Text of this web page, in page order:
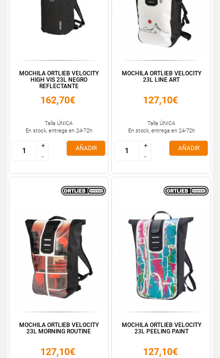
MOCHILA ORTLIEB VELOCITY
HIGH VIS 23L NEGRO
REFLECTANTE
162,70€
Talla ÚNICA
En stock, entrega en 24-72h
+
-
+
-
AÑADIR
MOCHILA ORTLIEB VELOCITY
23L LINE ART
127,10€
Talla ÚNICA
En stock, entrega en 24-72h
+
-
+
-
AÑADIR
MOCHILA ORTLIEB VELOCITY
23L MORNING ROUTINE
127,10€
MOCHILA ORTLIEB VELOCITY
23L PEELING PAINT
127,10€